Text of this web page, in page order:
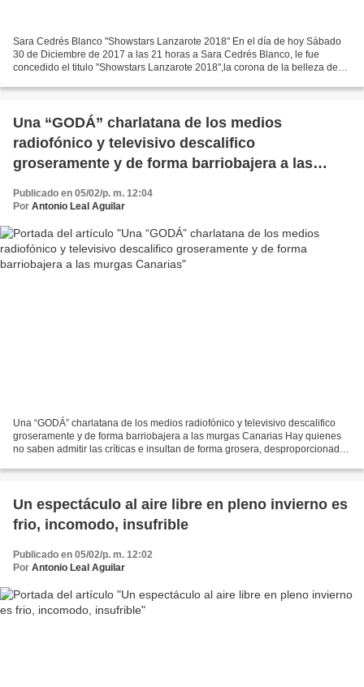
Sara Cedrés Blanco "Showstars Lanzarote 2018" En el día de hoy Sábado
30 de Diciembre de 2017 a las 21 horas a Sara Cedrés Blanco, le fue
concedido el titulo "Showstars Lanzarote 2018",la corona de la belleza de
Una “GODÁ” charlatana de los medios
radiofónico y televisivo descalifico
groseramente y de forma barriobajera a las
Publicado en 05/02/p. m. 12:04
Por Antonio Leal Aguilar
Una “GODÁ” charlatana de los medios radiofónico y televisivo descalifico
groseramente y de forma barriobajera a las murgas Canarias Hay quienes
no saben admitir las críticas e insultan de forma grosera, desproporcionada
Un espectáculo al aire libre en pleno invierno es
frio, incomodo, insufrible
Publicado en 05/02/p. m. 12:02
Por Antonio Leal Aguilar